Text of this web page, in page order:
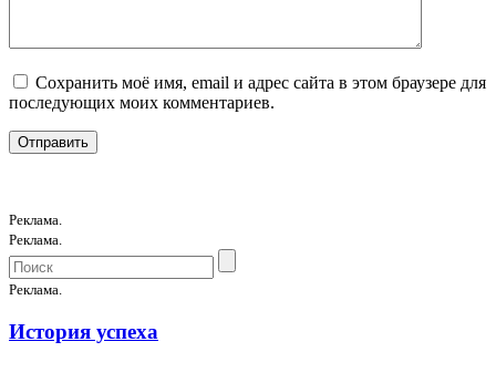
Сохранить моё имя, email и адрес сайта в этом браузере для
последующих моих комментариев.
Реклама.
Реклама.
Реклама.
История успеха